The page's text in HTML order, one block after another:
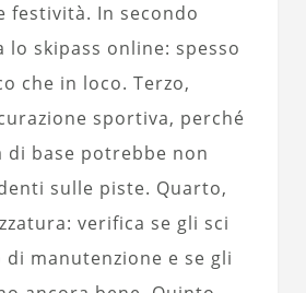
festività. In secondo
lo skipass online: spesso
che in loco. Terzo,
sportiva, perché
base potrebbe non
sulle piste. Quarto,
verifica se gli sci
manutenzione e se gli